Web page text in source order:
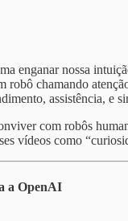
enganar nossa
robô chamando
assistência, e
com robôs
vídeos como
a OpenAI